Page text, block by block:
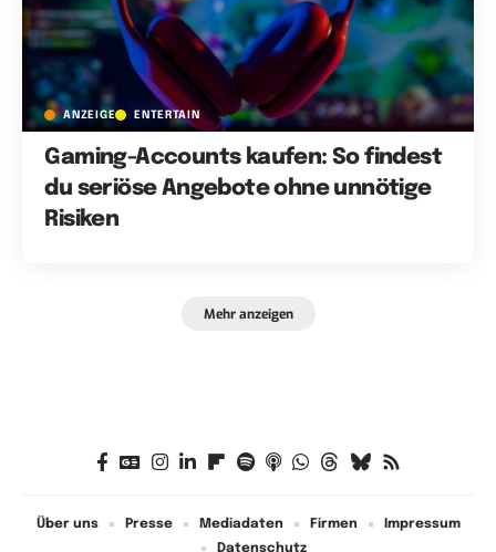
ANZEIGE ENTERTAIN
Gaming-Accounts kaufen: So findest
du seriöse Angebote ohne unnötige
Risiken
Mehr anzeigen
Über uns Presse Mediadaten Firmen
Impressum
Datenschutz